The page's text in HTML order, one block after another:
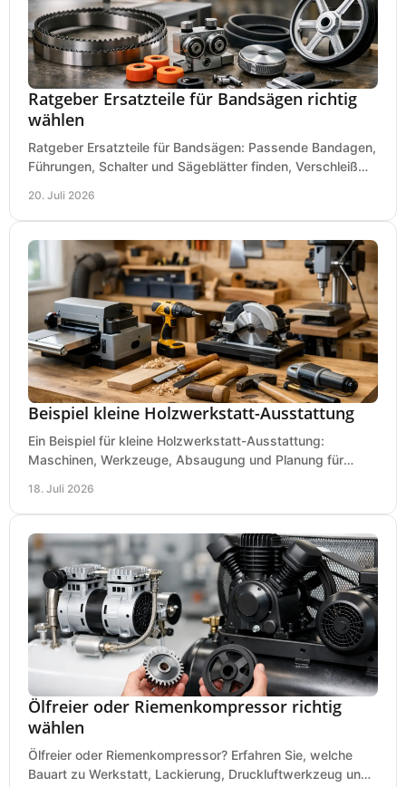
Ratgeber Ersatzteile für Bandsägen richtig
wählen
Ratgeber Ersatzteile für Bandsägen: Passende Bandagen,
Führungen, Schalter und Sägeblätter finden, Verschleiß
20. Juli 2026
Beispiel kleine Holzwerkstatt-Ausstattung
Ein Beispiel für kleine Holzwerkstatt-Ausstattung:
Maschinen, Werkzeuge, Absaugung und Planung für
18. Juli 2026
Ölfreier oder Riemenkompressor richtig
wählen
Ölfreier oder Riemenkompressor? Erfahren Sie, welche
Bauart zu Werkstatt, Lackierung, Druckluftwerkzeug und